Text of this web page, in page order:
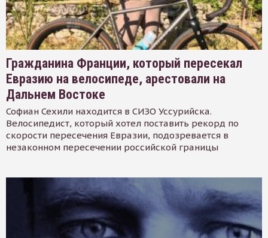
Гражданина Франции, который пересекал
Евразию на велосипеде, арестовали на
Дальнем Востоке
Софиан Сехили находится в СИЗО Уссурийска.
Велосипедист, который хотел поставить рекорд по
скорости пересечения Евразии, подозревается в
незаконном пересечении российской границы